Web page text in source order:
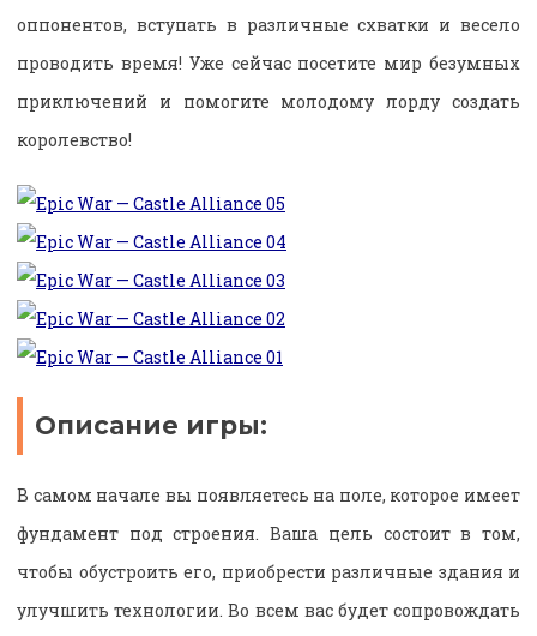
оппонентов, вступать в различные схватки и весело
проводить время! Уже сейчас посетите мир безумных
приключений и помогите молодому лорду создать
королевство!
Описание игры:
В самом начале вы появляетесь на поле, которое имеет
фундамент под строения. Ваша цель состоит в том,
чтобы обустроить его, приобрести различные здания и
улучшить технологии. Во всем вас будет сопровождать